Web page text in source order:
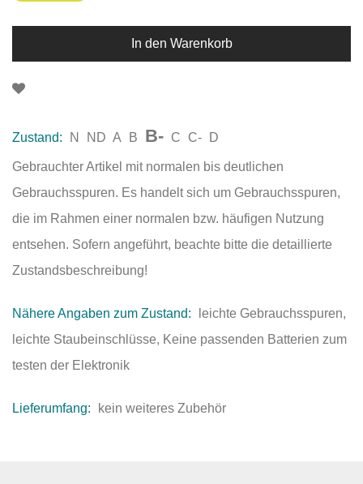
In den Warenkorb
Zustand: N ND A B B- C C- D
Gebrauchter Artikel mit normalen bis deutlichen
Gebrauchsspuren. Es handelt sich um Gebrauchsspuren,
die im Rahmen einer normalen bzw. häufigen Nutzung
entsehen. Sofern angeführt, beachte bitte die detaillierte
Zustandsbeschreibung!
Nähere Angaben zum Zustand:
leichte Gebrauchsspuren,
leichte Staubeinschlüsse, Keine passenden Batterien zum
testen der Elektronik
Lieferumfang: kein weiteres Zubehör